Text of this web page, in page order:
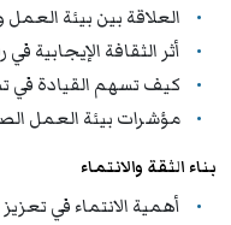
العلاقة بين بيئة
أثر الثقافة الإيجابية في
كيف تسهم القيادة في
مؤشرات بيئة العمل
بناء الثقة والانتماء
أهمية الانتماء في